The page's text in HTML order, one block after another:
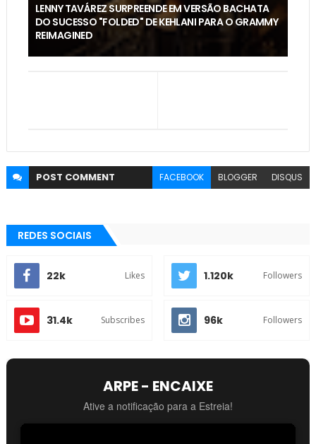
LENNY TAVÁREZ SURPREENDE EM VERSÃO BACHATA
DO SUCESSO "FOLDED" DE KEHLANI PARA O GRAMMY
REIMAGINED
POST COMMENT FACEBOOK BLOGGER DISQUS
REDES SOCIAIS
22k Likes 1.120k Followers
31.4k Subscribes 96k Followers
ARPE - ENCAIXE
Ative a notificação para a Estreia!